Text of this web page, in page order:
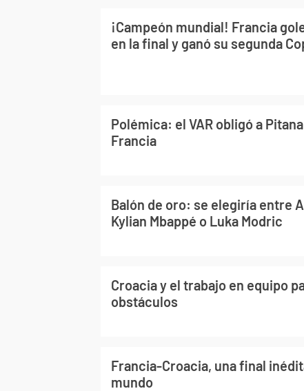
¡Campeón mundial! Francia
en la final y ganó su segunda
Polémica: el VAR obligó a
Francia
Balón de oro: se elegiría entre
Kylian Mbappé o Luka Modric
Croacia y el trabajo en equipo
obstáculos
Francia-Croacia, una final
mundo